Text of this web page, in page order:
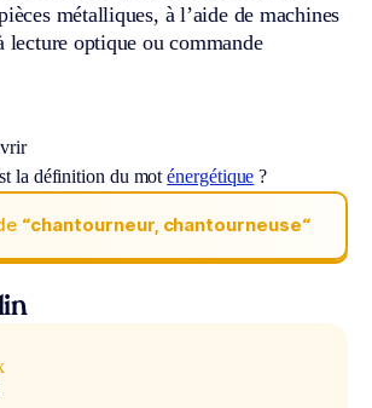
métalliques, à l’aide de machines
lecture optique ou commande
la définition du moténergétique ?
“chantourneur, chantourneuse“